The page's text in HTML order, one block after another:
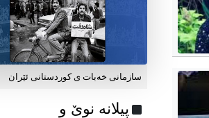
سازمانی خەبات ی كوردستانی ئێران
پیلانە نوێ و